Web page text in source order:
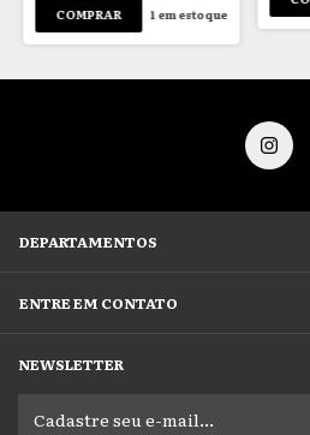
1 em estoque
DEPARTAMENTOS
ENTRE EM CONTATO
NEWSLETTER